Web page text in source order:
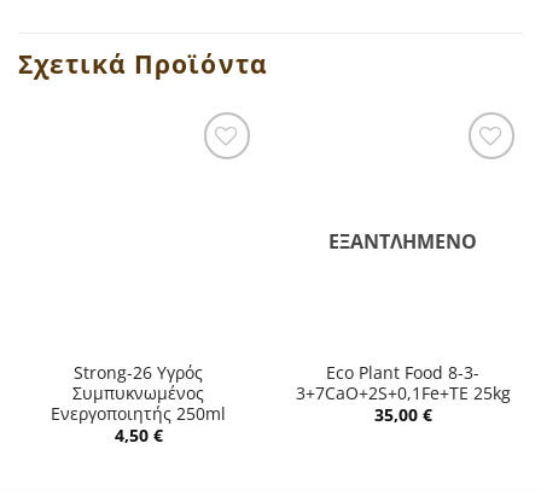
Σχετικά Προϊόντα
Strong-26 Υγρός
Συμπυκνωμένος
Ενεργοποιητής 250ml
4,50 €
ΕΞΑΝΤΛΗΜΈΝΟ
Eco Plant Food 8-3-
3+7CaO+2S+0,1Fe+TE 25kg
35,00 €